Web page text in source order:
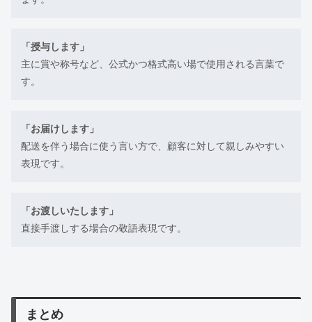
「授与します」
主に賞や称号など、公式かつ格式高い場で使用される言葉で
す。
「お届けします」
配送を伴う場合に使う言い方で、顧客に対して親しみやすい
表現です。
「お渡しいたします」
直接手渡しする場合の敬語表現です。
まとめ